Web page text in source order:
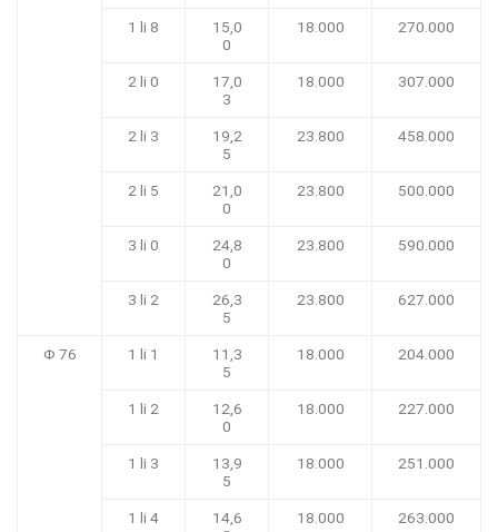
1 li 8
15,0
0
18.000 270.000
2 li 0
17,0
3
18.000 307.000
2 li 3
19,2
5
23.800 458.000
2 li 5
21,0
0
23.800 500.000
3 li 0
24,8
0
23.800 590.000
3 li 2
26,3
5
23.800 627.000
Φ 76 1 li 1
11,3
5
18.000 204.000
1 li 2
12,6
0
18.000 227.000
1 li 3
13,9
5
18.000 251.000
1 li 4
14,6
18.000 263.000